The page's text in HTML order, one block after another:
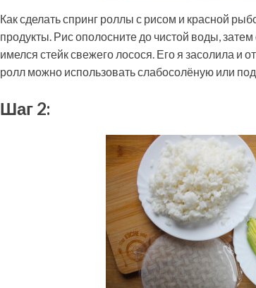
Как сделать спринг роллы с рисом и красной
продукты. Рис ополосните до чистой воды,
имелся стейк свежего лосося. Его я засолила и
ролл можно использовать слабосолёную или
Шаг 2: